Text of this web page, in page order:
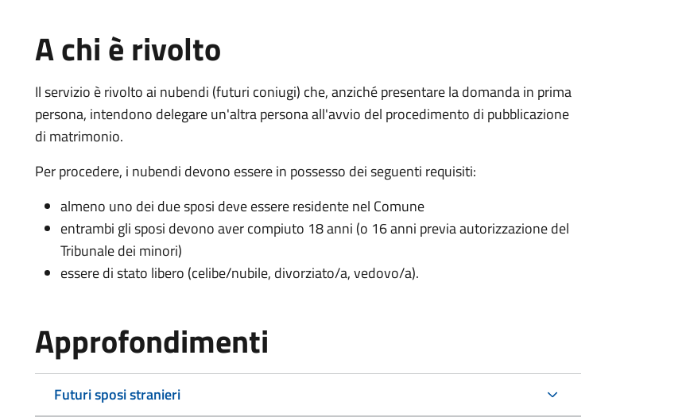
A chi è rivolto
Il servizio è rivolto ai nubendi (futuri coniugi) che, anziché presentare la domanda in prima
persona, intendono delegare un'altra persona all'avvio del procedimento di pubblicazione
di matrimonio.
Per procedere, i nubendi devono essere in possesso dei seguenti requisiti:
almeno uno dei due sposi deve essere residente nel Comune
entrambi gli sposi devono aver compiuto 18 anni (o 16 anni previa autorizzazione del
Tribunale dei minori)
essere di stato libero (celibe/nubile, divorziato/a, vedovo/a).
Approfondimenti
Futuri sposi stranieri